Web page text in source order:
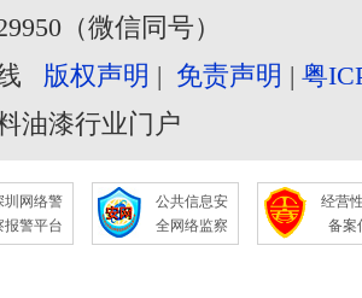
（微信同号）
版权声明 | 免责声明 |粤
油漆行业门户
圳网络警
报警平台
公共信息安
全网络监察
经营
备案